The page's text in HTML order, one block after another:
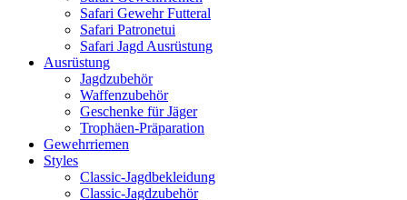
Safari Gewehr Futteral
Safari Patronetui
Safari Jagd Ausrüstung
Ausrüstung
Jagdzubehör
Waffenzubehör
Geschenke für Jäger
Trophäen-Präparation
Gewehrriemen
Styles
Classic-Jagdbekleidung
Classic-Jagdzubehör